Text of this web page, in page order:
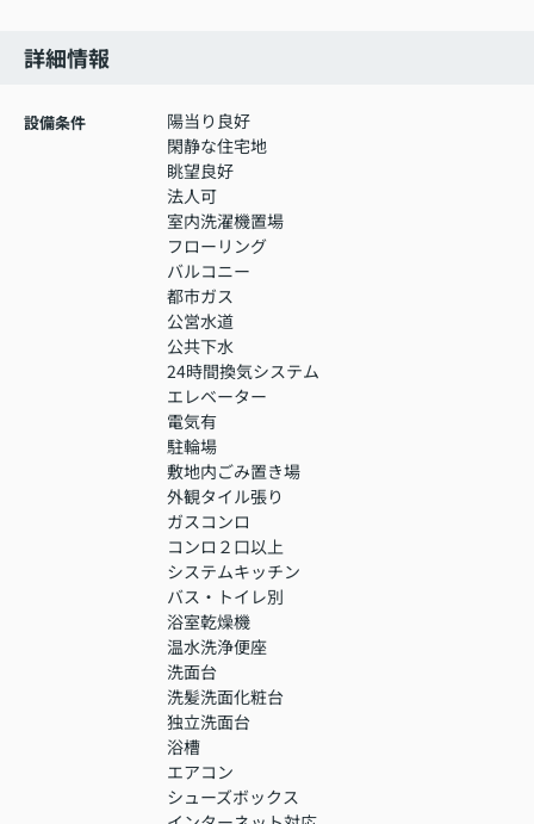
詳細情報
設備条件
陽当り良好
閑静な住宅地
眺望良好
法人可
室内洗濯機置場
フローリング
バルコニー
都市ガス
公営水道
公共下水
24時間換気システム
エレベーター
電気有
駐輪場
敷地内ごみ置き場
外観タイル張り
ガスコンロ
コンロ２口以上
システムキッチン
バス・トイレ別
浴室乾燥機
温水洗浄便座
洗面台
洗髪洗面化粧台
独立洗面台
浴槽
エアコン
シューズボックス